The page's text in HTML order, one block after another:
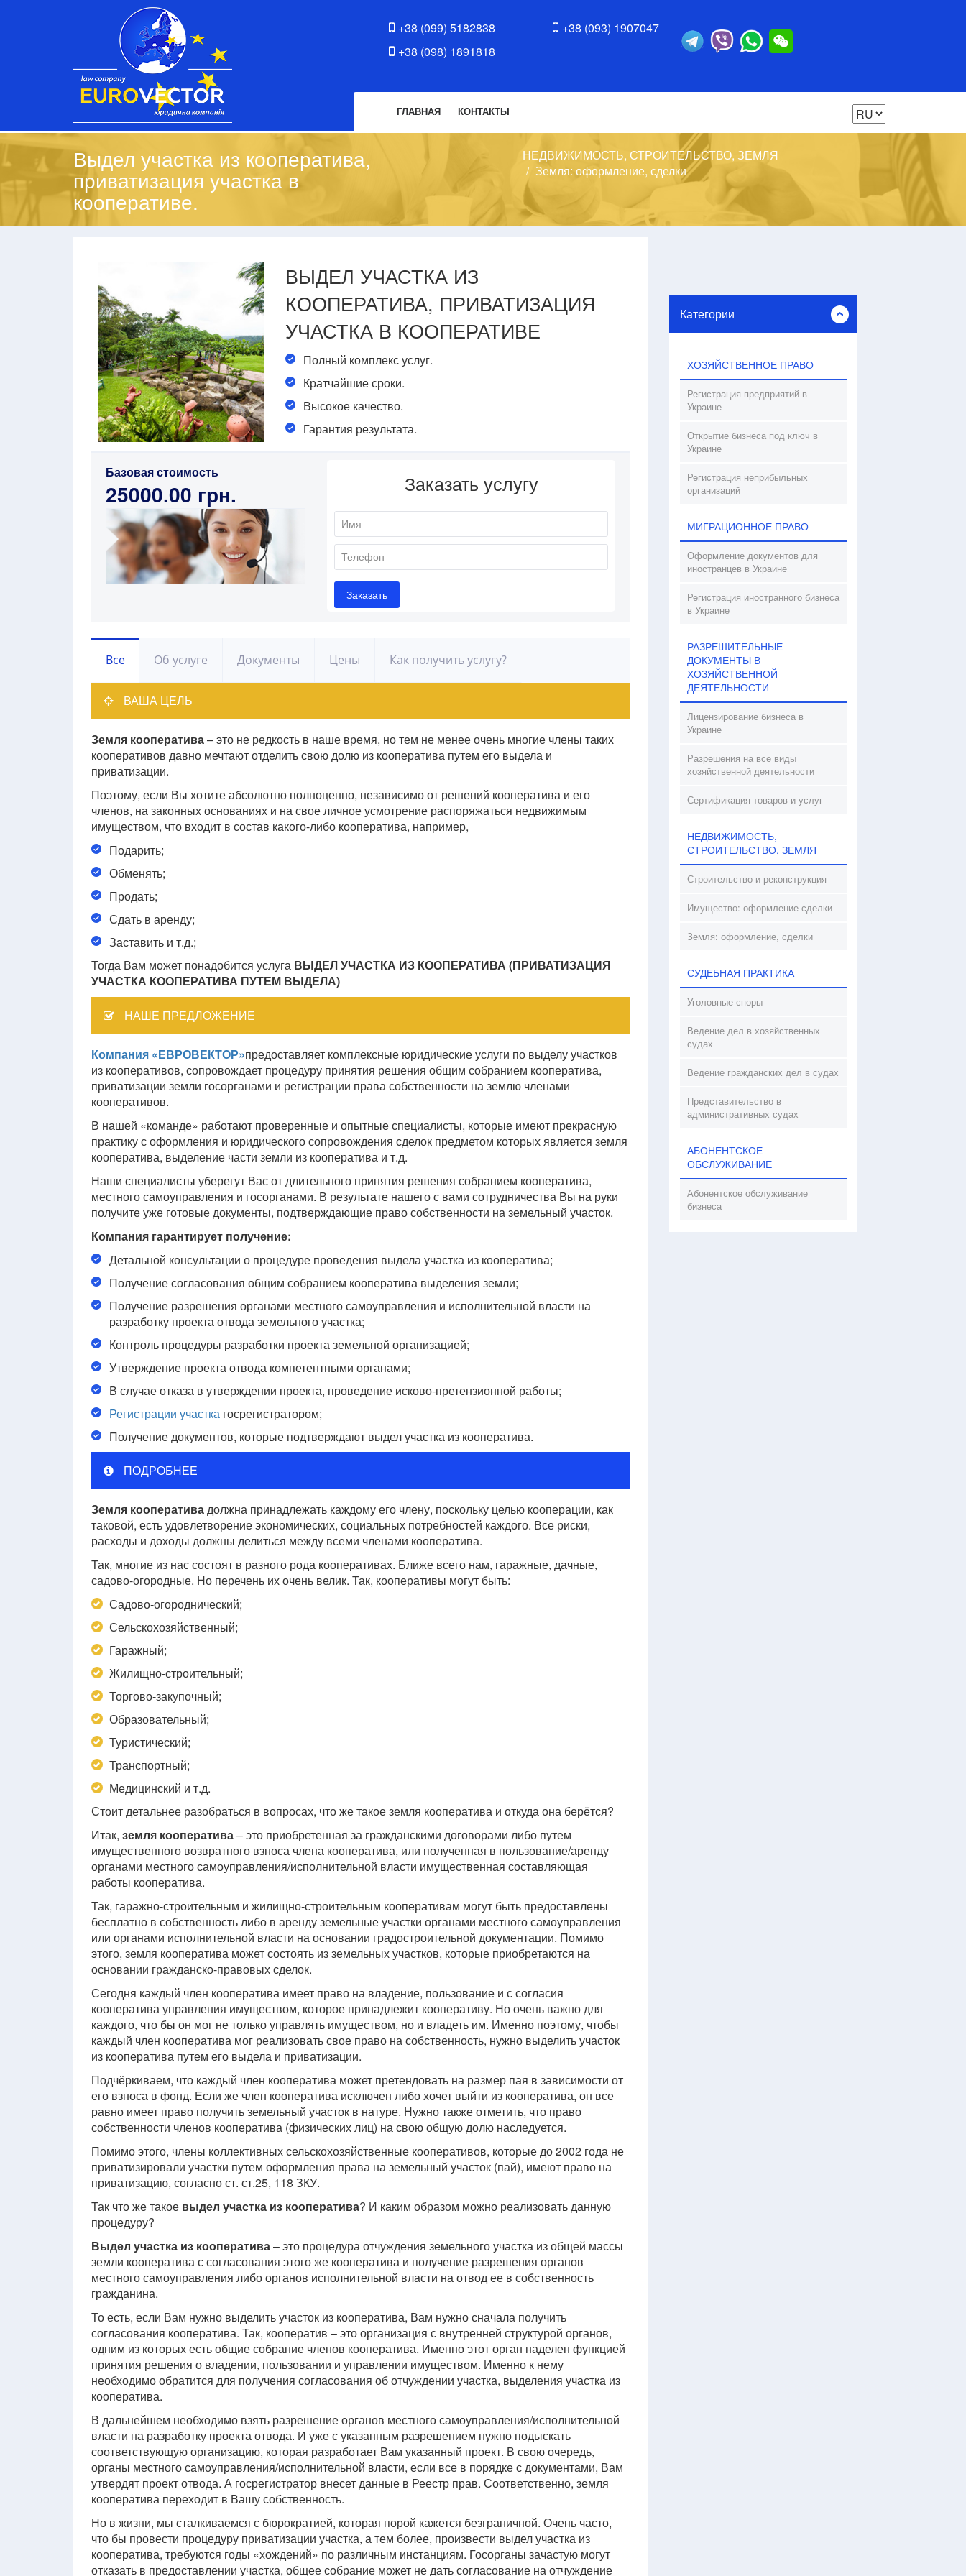
+38 (099) 5182838
+38 (098) 1891818
+38 (093) 1907047
ГЛАВНАЯ КОНТАКТЫ
Выдел участка из кооператива,
приватизация участка в
кооперативе.
НЕДВИЖИМОСТЬ, СТРОИТЕЛЬСТВО, ЗЕМЛЯ
Земля: оформление, сделки
ВЫДЕЛ УЧАСТКА ИЗ
КООПЕРАТИВА, ПРИВАТИЗАЦИЯ
УЧАСТКА В КООПЕРАТИВЕ
Полный комплекс услуг.
Кратчайшие сроки.
Высокое качество.
Гарантия результата.
Базовая стоимость
25000.00 грн.
Все Об услуге Документы Цены Как получить услугу?
ВАША ЦЕЛЬ
Земля кооператива– это не редкость в наше время, но тем не менее очень многие члены таких
кооперативов давно мечтают отделить свою долю из кооператива путем его выдела и
приватизации.
Поэтому, если Вы хотите абсолютно полноценно, независимо от решений кооператива и его
членов, на законных основаниях и на свое личное усмотрение распоряжаться недвижимым
имуществом, что входит в состав какого-либо кооператива, например,
Подарить;
Обменять;
Продать;
Сдать в аренду;
Заставить и т.д.;
Тогда Вам может понадобится услуга ВЫДЕЛ УЧАСТКА ИЗ КООПЕРАТИВА (ПРИВАТИЗАЦИЯ
УЧАСТКА КООПЕРАТИВА ПУТЕМ ВЫДЕЛА)
НАШЕ ПРЕДЛОЖЕНИЕ
Компания «ЕВРОВЕКТОР»предоставляет комплексные юридические услуги по выделу участков
из кооперативов, сопровождает процедуру принятия решения общим собранием кооператива,
приватизации земли госорганами и регистрации права собственности на землю членами
кооперативов.
В нашей «команде» работают проверенные и опытные специалисты, которые имеют прекрасную
практику с оформления и юридического сопровождения сделок предметом которых является земля
кооператива, выделение части земли из кооператива и т.д.
Наши специалисты уберегут Вас от длительного принятия решения собранием кооператива,
местного самоуправления и госорганами. В результате нашего с вами сотрудничества Вы на руки
получите уже готовые документы, подтверждающие право собственности на земельный участок.
Компания гарантирует получение:
Детальной консультации о процедуре проведения выдела участка из кооператива;
Получение согласования общим собранием кооператива выделения земли;
Получение разрешения органами местного самоуправления и исполнительной власти на
разработку проекта отвода земельного участка;
Контроль процедуры разработки проекта земельной организацией;
Утверждение проекта отвода компетентными органами;
В случае отказа в утверждении проекта, проведение исково-претензионной работы;
Регистрации участка госрегистратором;
Получение документов, которые подтверждают выдел участка из кооператива.
ПОДРОБНЕЕ
Земля кооперативадолжна принадлежать каждому его члену, поскольку целью кооперации, как
таковой, есть удовлетворение экономических, социальных потребностей каждого. Все риски,
расходы и доходы должны делиться между всеми членами кооператива.
Так, многие из нас состоят в разного рода кооперативах. Ближе всего нам, гаражные, дачные,
садово-огородные. Но перечень их очень велик. Так, кооперативы могут быть:
Садово-огороднический;
Сельскохозяйственный;
Гаражный;
Жилищно-строительный;
Торгово-закупочный;
Образовательный;
Туристический;
Транспортный;
Медицинский и т.д.
Стоит детальнее разобраться в вопросах, что же такое земля кооператива и откуда она берётся?
Итак, земля кооператива– это приобретенная за гражданскими договорами либо путем
имущественного возвратного взноса члена кооператива, или полученная в пользование/аренду
органами местного самоуправления/исполнительной власти имущественная составляющая
работы кооператива.
Так, гаражно-строительным и жилищно-строительным кооперативам могут быть предоставлены
бесплатно в собственность либо в аренду земельные участки органами местного самоуправления
или органами исполнительной власти на основании градостроительной документации. Помимо
этого, земля кооператива может состоять из земельных участков, которые приобретаются на
основании гражданско-правовых сделок.
Сегодня каждый член кооператива имеет право на владение, пользование и с согласия
кооператива управления имуществом, которое принадлежит кооперативу. Но очень важно для
каждого, что бы он мог не только управлять имуществом, но и владеть им. Именно поэтому, чтобы
каждый член кооператива мог реализовать свое право на собственность, нужно выделить участок
из кооператива путем его выдела и приватизации.
Подчёркиваем, что каждый член кооператива может претендовать на размер пая в зависимости от
его взноса в фонд. Если же член кооператива исключен либо хочет выйти из кооператива, он все
равно имеет право получить земельный участок в натуре. Нужно также отметить, что право
собственности членов кооператива (физических лиц) на свою общую долю наследуется.
Помимо этого, члены коллективных сельскохозяйственные кооперативов, которые до 2002 года не
приватизировали участки путем оформления права на земельный участок (пай), имеют право на
приватизацию, согласно ст. ст.25, 118 ЗКУ.
Так что же такое выдел участка из кооператива? И каким образом можно реализовать данную
процедуру?
Выдел участка из кооператива– это процедура отчуждения земельного участка из общей массы
земли кооператива с согласования этого же кооператива и получение разрешения органов
местного самоуправления либо органов исполнительной власти на отвод ее в собственность
гражданина.
То есть, если Вам нужно выделить участок из кооператива, Вам нужно сначала получить
согласования кооператива. Так, кооператив – это организация с внутренней структурой органов,
одним из которых есть общие собрание членов кооператива. Именно этот орган наделен функцией
принятия решения о владении, пользовании и управлении имуществом. Именно к нему
необходимо обратится для получения согласования об отчуждении участка, выделения участка из
кооператива.
В дальнейшем необходимо взять разрешение органов местного самоуправления/исполнительной
власти на разработку проекта отвода. И уже с указанным разрешением нужно подыскать
соответствующую организацию, которая разработает Вам указанный проект. В свою очередь,
органы местного самоуправления/исполнительной власти, если все в порядке с документами, Вам
утвердят проект отвода. А госрегистратор внесет данные в Реестр прав. Соответственно, земля
кооператива переходит в Вашу собственность.
Но в жизни, мы сталкиваемся с бюрократией, которая порой кажется безграничной. Очень часто,
что бы провести процедуру приватизации участка, а тем более, произвести выдел участка из
кооператива, требуются годы «хождений» по различным инстанциям. Госорганы зачастую могут
отказать в предоставлении участка, общее собрание может не дать согласование на отчуждение
Категории
ХОЗЯЙСТВЕННОЕ ПРАВО
Регистрация предприятий в
Украине
Открытие бизнеса под ключ в
Украине
Регистрация неприбыльных
организаций
МИГРАЦИОННОЕ ПРАВО
Оформление документов для
иностранцев в Украине
Регистрация иностранного бизнеса
в Украине
РАЗРЕШИТЕЛЬНЫЕ
ДОКУМЕНТЫ В
ХОЗЯЙСТВЕННОЙ
ДЕЯТЕЛЬНОСТИ
Лицензирование бизнеса в
Украине
Разрешения на все виды
хозяйственной деятельности
Сертификация товаров и услуг
НЕДВИЖИМОСТЬ,
СТРОИТЕЛЬСТВО, ЗЕМЛЯ
Строительство и реконструкция
Имущество: оформление сделки
Земля: оформление, сделки
СУДЕБНАЯ ПРАКТИКА
Уголовные споры
Ведение дел в хозяйственных
судах
Ведение гражданских дел в судах
Представительство в
административных судах
АБОНЕНТСКОЕ
ОБСЛУЖИВАНИЕ
Абонентское обслуживание
бизнеса